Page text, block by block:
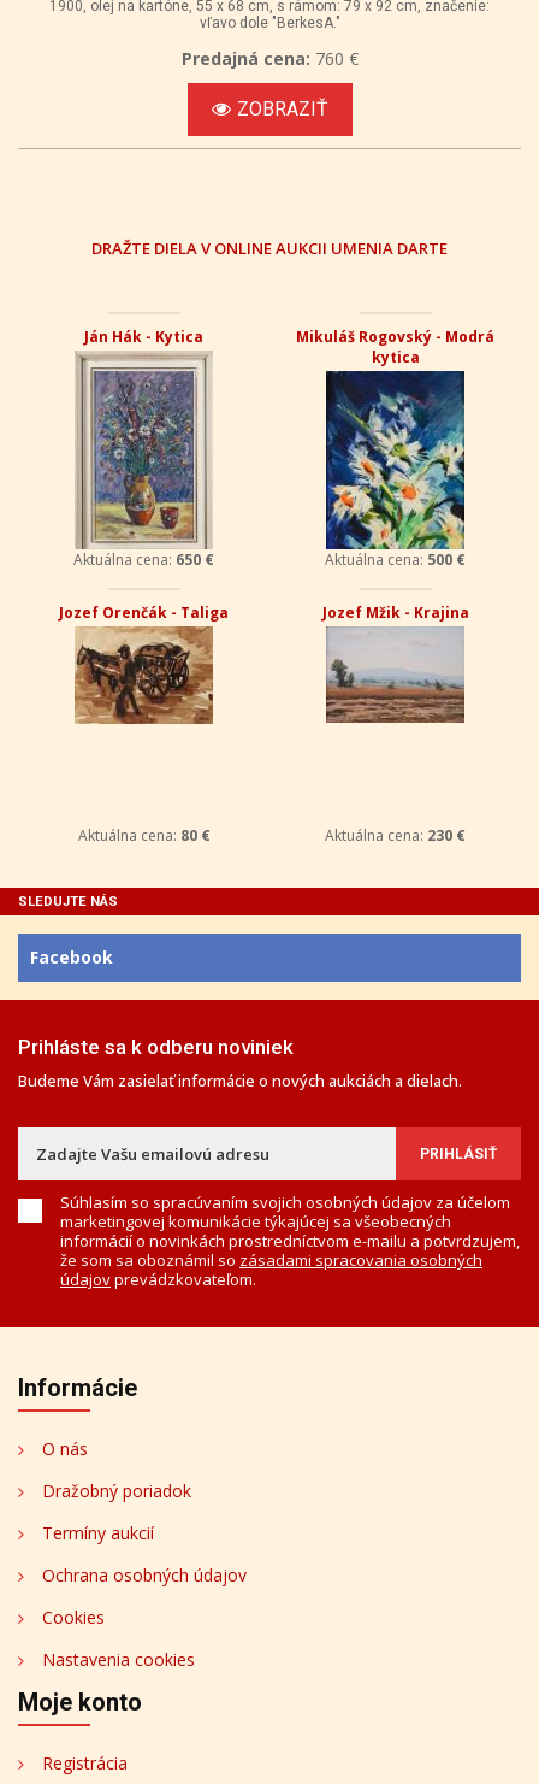
1900, olej na kartóne, 55 x 68 cm, s rámom: 79 x 92 cm, značenie:
vľavo dole "BerkesA."
Predajná cena: 760 €
ZOBRAZIŤ
DRAŽTE DIELA V ONLINE AUKCII UMENIA DARTE
Ján Hák - Kytica
Aktuálna cena: 650 €
Mikuláš Rogovský - Modrá
kytica
Aktuálna cena: 500 €
Jozef Orenčák - Taliga
Aktuálna cena: 80 €
Jozef Mžik - Krajina
Aktuálna cena: 230 €
SLEDUJTE NÁS
Facebook
Prihláste sa k odberu noviniek
Budeme Vám zasielať informácie o nových aukciách a dielach.
Súhlasím so spracúvaním svojich osobných údajov za účelom
marketingovej komunikácie týkajúcej sa všeobecných
informácií o novinkách prostredníctvom e-mailu a potvrdzujem,
že som sa oboznámil so zásadami spracovania osobných
údajovprevádzkovateľom.
Informácie
O nás
Dražobný poriadok
Termíny aukcií
Ochrana osobných údajov
Cookies
Nastavenia cookies
Moje konto
Registrácia